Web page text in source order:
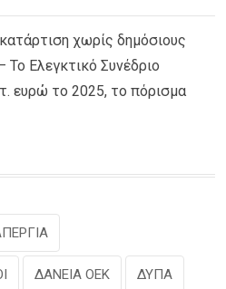
χωρίς δημόσιους
Ελεγκτικό Συνέδριο
ευρώ το 2025, το πόρισμα
ΔΑΝΕΙΑ ΟΕΚ ΔΥΠΑ